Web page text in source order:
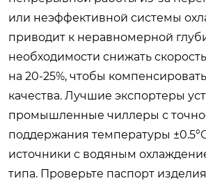
или неэффективной системы
приводит к неравномерной
необходимости снижать
на 20-25%, чтобы
качества. Лучшие экспортеры
промышленные чиллеры с
поддержания температуры
источники с водяным
типа. Проверьте паспорт